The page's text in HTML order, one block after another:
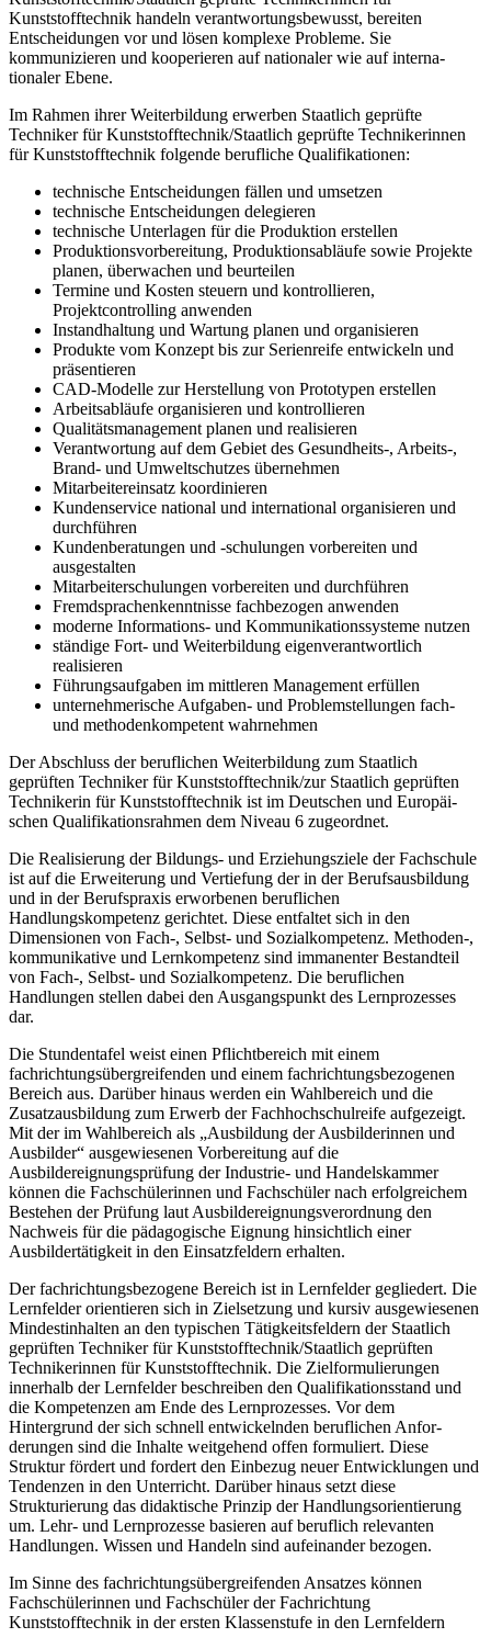
Kunststofftechnik handeln verantwortungsbewusst, bereiten
Entscheidungen vor und lösen komplexe Probleme. Sie
kommunizieren und kooperieren auf nationaler wie auf interna­
tionaler Ebene.
Im Rahmen ihrer Weiterbildung erwerben Staatlich geprüfte
Techniker für Kunststofftechnik/Staat­lich geprüfte Technikerinnen
für Kunststofftechnik folgende berufliche Qualifikationen:
technische Entscheidungen fällen und umsetzen
technische Entscheidungen delegieren
technische Unterlagen für die Produktion erstellen
Produktionsvorbereitung, Produktionsabläufe sowie Projekte
planen, überwachen und beurteilen
Termine und Kosten steuern und kontrollieren,
Projektcontrolling anwenden
Instandhaltung und Wartung planen und organisieren
Produkte vom Konzept bis zur Serienreife entwickeln und
präsentieren
CAD-Modelle zur Herstellung von Prototypen erstellen
Arbeitsabläufe organisieren und kontrollieren
Qualitätsmanagement planen und realisieren
Verantwortung auf dem Gebiet des Gesundheits-, Arbeits-,
Brand- und Umweltschut­zes übernehmen
Mitarbeitereinsatz koordinieren
Kundenservice national und international organisieren und
durchführen
Kundenberatungen und -schulungen vorbereiten und
ausgestalten
Mitarbeiterschulungen vorbereiten und durchführen
Fremdsprachenkenntnisse fachbezogen anwenden
moderne Informations- und Kommunikationssysteme nutzen
ständige Fort- und Weiterbildung eigenverantwortlich
realisieren
Führungsaufgaben im mittleren Management erfüllen
unternehmerische Aufgaben- und Problemstellungen fach-
und methodenkompetent wahrnehmen
Der Abschluss der beruflichen Weiterbildung zum Staatlich
geprüften Techniker für Kunststofftechnik/zur Staat­lich geprüften
Technikerin für Kunststofftechnik ist im Deutschen und Euro­päi­
schen Qualifikationsrahmen dem Niveau 6 zugeordnet.
Die Realisierung der Bildungs- und Erziehungsziele der Fachschule
ist auf die Erweite­rung und Vertiefung der in der Berufsausbildung
und in der Berufspraxis erworbenen beruflichen
Handlungskompetenz gerichtet. Diese entfaltet sich in den
Dimensionen von Fach-, Selbst- und Sozialkompetenz. Methoden-,
kommunikative und Lernkompetenz sind immanenter Bestandteil
von Fach‑, Selbst- und Sozialkompetenz. Die beruflichen
Handlungen stellen dabei den Ausgangspunkt des Lernprozesses
dar.
Die Stundentafel weist einen Pflichtbereich mit einem
fachrichtungsübergreifenden und einem fachrichtungsbezogenen
Bereich aus. Darüber hinaus werden ein Wahlbereich und die
Zusatzausbildung zum Erwerb der Fachhochschul­reife aufgezeigt.
Mit der im Wahlbereich als „Ausbildung der Ausbilderinnen und
Ausbilder“ aus­gewiesenen Vorbereitung auf die
Ausbildereignungsprüfung der Industrie- und Han­delskammer
können die Fachschülerinnen und Fachschüler nach erfolgreichem
Beste­hen der Prüfung laut Ausbildereignungsverordnung den
Nachweis für die pädagogi­sche Eignung hinsichtlich einer
Ausbildertätigkeit in den Einsatzfeldern erhalten.
Der fachrichtungsbezogene Bereich ist in Lernfelder gegliedert. Die
Lernfelder orientieren sich in Zielsetzung und kursiv ausgewiesenen
Mindestinhalten an den typischen Tätigkeits­feldern der Staatlich
geprüften Techniker für Kunststofftechnik/Staatlich ge­prüften
Technikerinnen für Kunststofftechnik. Die Zielformulierungen
innerhalb der Lernfelder beschreiben den Qualifikationsstand und
die Kompetenzen am Ende des Lernprozesses. Vor dem
Hintergrund der sich schnell entwickelnden beruflichen Anfor­
derungen sind die Inhalte weitgehend offen formuliert. Diese
Struktur fördert und for­dert den Einbezug neuer Entwicklungen und
Tendenzen in den Unterricht. Darüber hinaus setzt diese
Strukturierung das didaktische Prinzip der Handlungsorientierung
um. Lehr- und Lernprozesse basieren auf beruflich relevanten
Handlungen. Wissen und Handeln sind aufeinander bezogen.
Im Sinne des fachrichtungsübergreifenden Ansatzes können
Fachschülerinnen und Fachschüler der Fachrichtung
Kunststofftechnik in der ersten Klassenstufe in den Lernfeldern